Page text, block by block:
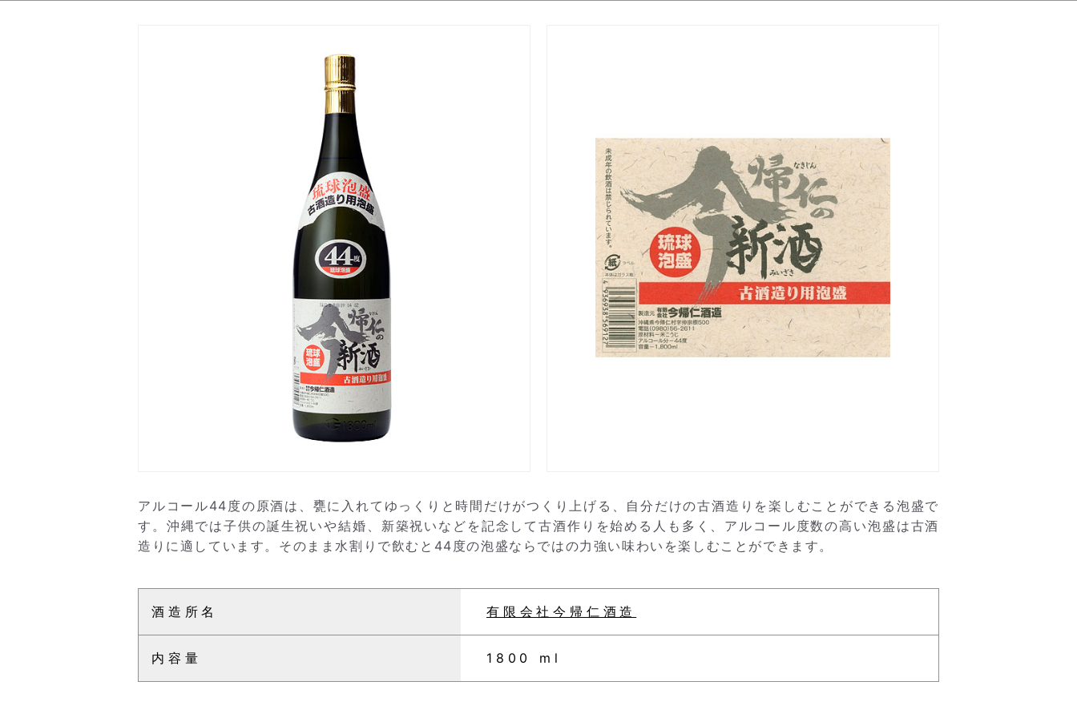
アルコール44度の原酒は、甕に入れてゆっくりと時間だけがつくり上げる、自分だけの古酒造りを楽しむことができる泡盛で
す。沖縄では子供の誕生祝いや結婚、新築祝いなどを記念して古酒作りを始める人も多く、アルコール度数の高い泡盛は古酒
造りに適しています。そのまま水割りで飲むと44度の泡盛ならではの力強い味わいを楽しむことができます。
酒造所名 有限会社今帰仁酒造
内容量 1800 ml